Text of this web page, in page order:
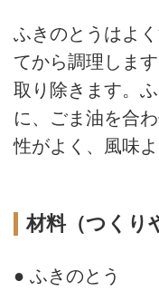
ふきのとうはよ
てから調理しま
取り除きます。
に、ごま油を合
性がよく、風味
材料（つくり
● ふきのとう